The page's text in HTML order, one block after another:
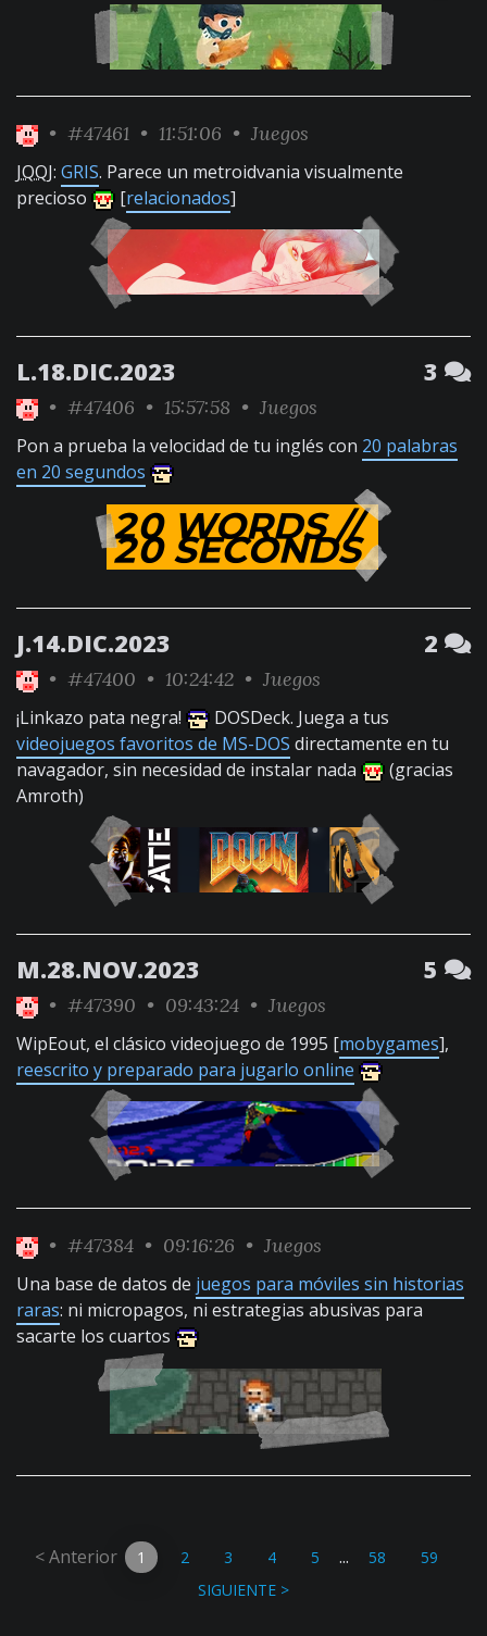
• #47461 • 11:51:06 • Juegos
JQQJ: GRIS. Parece un metroidvania visualmente
precioso
[relacionados]
L.18.DIC.2023 3
• #47406 • 15:57:58 • Juegos
Pon a prueba la velocidad de tu inglés con 20 palabras
en 20 segundos
J.14.DIC.2023 2
• #47400 • 10:24:42 • Juegos
¡Linkazo pata negra!
DOSDeck. Juega a tus
videojuegos favoritos de MS-DOS directamente en tu
navagador, sin necesidad de instalar nada
(gracias
Amroth)
M.28.NOV.2023 5
• #47390 • 09:43:24 • Juegos
WipEout, el clásico videojuego de 1995 [mobygames],
reescrito y preparado para jugarlo online
• #47384 • 09:16:26 • Juegos
Una base de datos de juegos para móviles sin historias
raras: ni micropagos, ni estrategias abusivas para
sacarte los cuartos
< Anterior 1 2 3 4 5 ... 58
59
SIGUIENTE >